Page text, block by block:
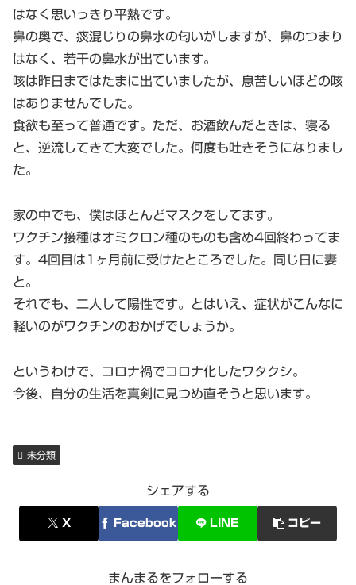
はなく思いっきり平熱です。
鼻の奥で、痰混じりの鼻水の匂いがしますが、鼻のつまり
はなく、若干の鼻水が出ています。
咳は昨日まではたまに出ていましたが、息苦しいほどの咳
はありませんでした。
食欲も至って普通です。ただ、お酒飲んだときは、寝る
と、逆流してきて大変でした。何度も吐きそうになりまし
た。
家の中でも、僕はほとんどマスクをしてます。
ワクチン接種はオミクロン種のものも含め4回終わってま
す。4回目は1ヶ月前に受けたところでした。同じ日に妻
と。
それでも、二人して陽性です。とはいえ、症状がこんなに
軽いのがワクチンのおかげでしょうか。
というわけで、コロナ禍でコロナ化したワタクシ。
今後、自分の生活を真剣に見つめ直そうと思います。
未分類
シェアする
X Facebook LINE コピー
まんまるをフォローする